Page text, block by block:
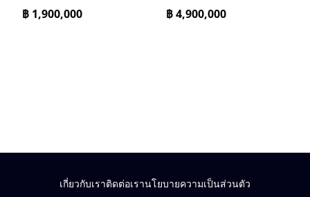
฿ 1,900,000
฿4,900,000
เกี่ยวกับเราติดต่อเรานโยบายความเป็นส่วนตัว